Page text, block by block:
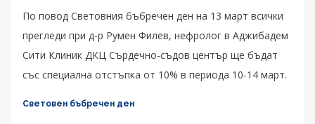
По повод Световния бъбречен ден на 13 март всички
прегледи при д-р Румен Филев, нефролог в Аджибадем
Сити Клиник ДКЦ Сърдечно-съдов център ще бъдат
със специална отстъпка от 10% в периода 10-14 март.
Световен бъбречен ден